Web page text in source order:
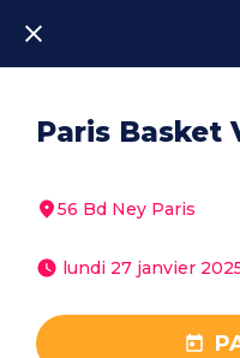
Paris Basket
56 Bd Ney Paris
lundi 27 janvier